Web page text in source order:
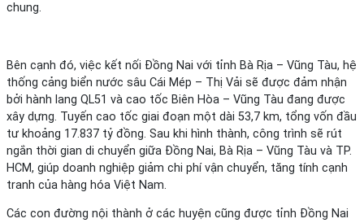
chung.
Bên cạnh đó, việc kết nối Đồng Nai với tỉnh Bà Rịa – Vũng Tàu, hệ
thống cảng biển nước sâu Cái Mép – Thị Vải sẽ được đảm nhận
bởi hành lang QL51 và cao tốc Biên Hòa – Vũng Tàu đang được
xây dựng. Tuyến cao tốc giai đoạn một dài 53,7 km, tổng vốn đầu
tư khoảng 17.837 tỷ đồng. Sau khi hình thành, công trình sẽ rút
ngắn thời gian di chuyển giữa Đồng Nai, Bà Rịa – Vũng Tàu và TP.
HCM, giúp doanh nghiệp giảm chi phí vận chuyển, tăng tính cạnh
tranh của hàng hóa Việt Nam.
Các con đường nội thành ở các huyện cũng được tỉnh Đồng Nai